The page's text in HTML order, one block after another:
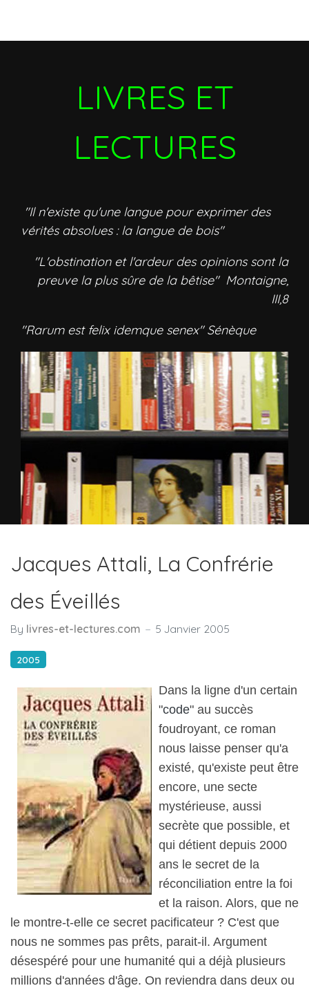
LIVRES ET
LECTURES
"Il n'existe qu'une langue pour exprimer des
vérités absolues : la langue de bois"
"L'obstination et l'ardeur des opinions sont la
preuve la plus sûre de la bêtise" Montaigne,
III,8
"Rarum est felix idemque senex" Sénèque
Jacques Attali, La Confrérie
des Éveillés
By livres-et-lectures.com 5 Janvier 2005
2005
Dans la ligne d'un certain
"code" au succès
foudroyant, ce roman
nous laisse penser qu'a
existé, qu'existe peut être
encore, une secte
mystérieuse, aussi
secrète que possible, et
qui détient depuis 2000
ans le secret de la
réconciliation entre la foi
et la raison. Alors, que ne
le montre-t-elle ce secret pacificateur ? C'est que
nous ne sommes pas prêts, parait-il. Argument
désespéré pour une humanité qui a déjà plusieurs
millions d'années d'âge. On reviendra dans deux ou